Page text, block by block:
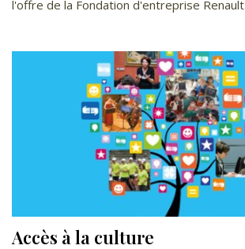
l'offre de la Fondation d'entreprise Renault
Accès à la culture